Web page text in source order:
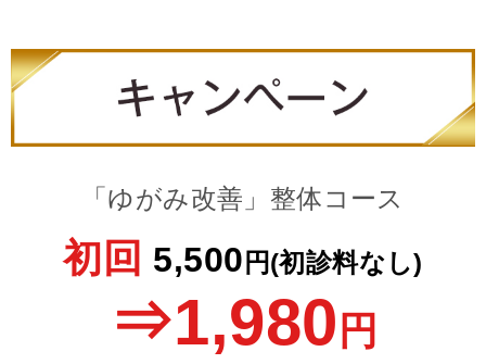
「ゆがみ改善」整体コース
初回 5,500 円(初診料なし)
⇒1,980 円